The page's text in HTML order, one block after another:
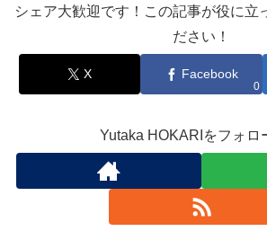
シェア大歓迎です！この記事が役に立
ださい！
X Facebook
0
Yutaka HOKARIをフォロ